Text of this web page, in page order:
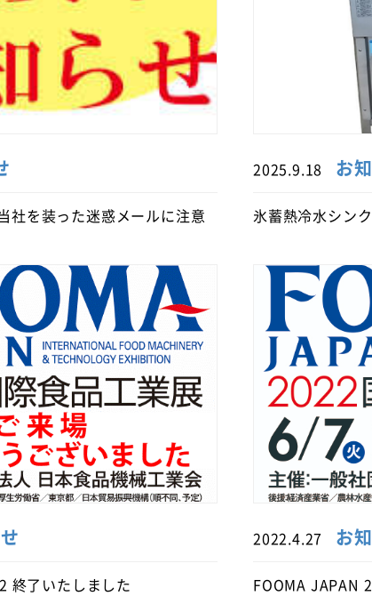
社を装った迷惑メールに注意
2025.9.18 お
氷蓄熱冷水シン
終了いたしました
2022.4.27 お
FOOMA JAPAN